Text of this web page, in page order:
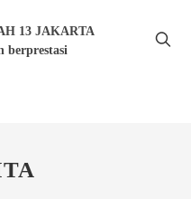
13 JAKARTA
berprestasi